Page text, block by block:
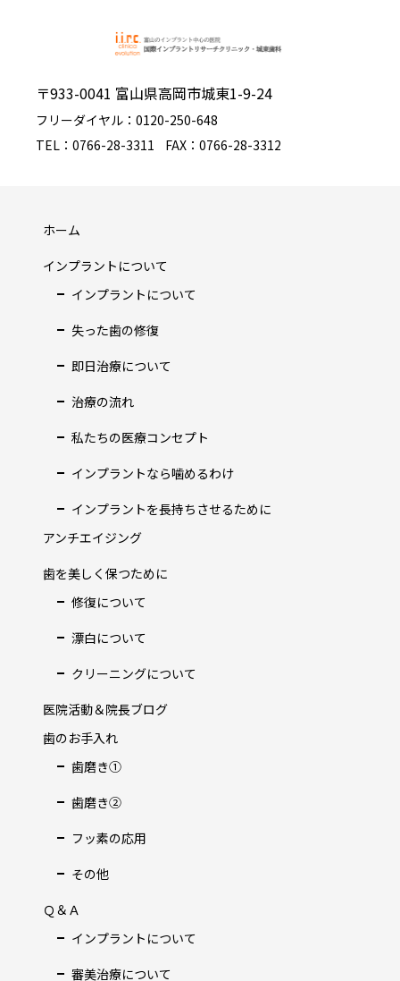
〒933-0041 富山県高岡市城東1-9-24
フリーダイヤル：0120-250-648
TEL：0766-28-3311
FAX：0766-28-3312
ホーム
インプラントについて
インプラントについて
失った歯の修復
即日治療について
治療の流れ
私たちの医療コンセプト
インプラントなら噛めるわけ
インプラントを長持ちさせるために
アンチエイジング
歯を美しく保つために
修復について
漂白について
クリーニングについて
医院活動＆院長ブログ
歯のお手入れ
歯磨き①
歯磨き②
フッ素の応用
その他
Ｑ＆Ａ
インプラントについて
審美治療について